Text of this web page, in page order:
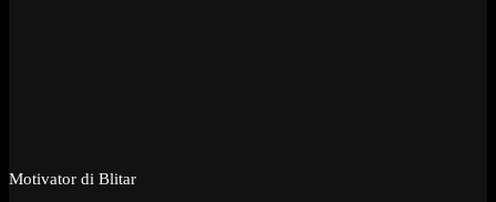
Motivator di Blitar